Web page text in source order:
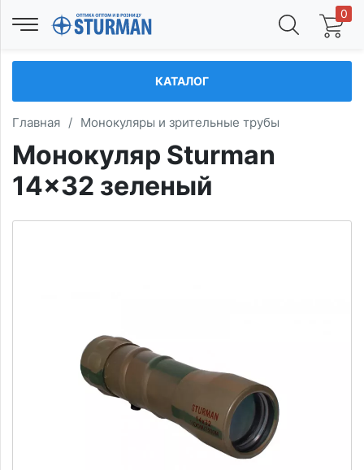
0
КАТАЛОГ
Главная / Монокуляры и зрительные трубы
Монокуляр Sturman
14x32 зеленый